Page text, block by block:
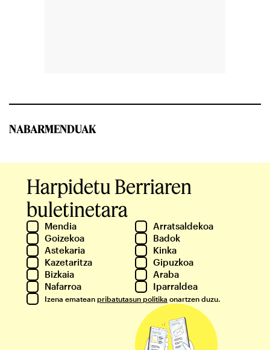
NABARMENDUAK
Harpidetu Berriaren
buletinetara
Mendia
Arratsaldekoa
Goizekoa
Badok
Astekaria
Kinka
Kazetaritza
Gipuzkoa
Bizkaia
Araba
Nafarroa
Iparraldea
Izena ematean pribatutasun politika onartzen duzu.